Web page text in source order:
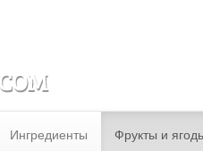
Ингредиенты Фрукты и